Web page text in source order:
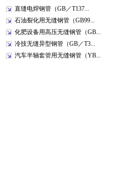
直缝电焊钢管（GB／T137...
石油裂化用无缝钢管（GB99...
化肥设备用高压无缝钢管（GB...
冷技无缝异型钢管（GB／T3...
汽车半轴套管用无缝钢管（YB...